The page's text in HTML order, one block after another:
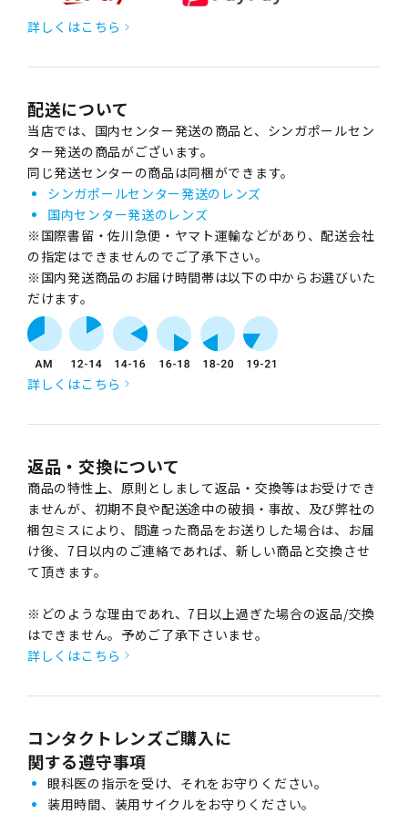
詳しくはこちら
配送について
当店では、国内センター発送の商品と、シンガポールセン
ター発送の商品がございます。
同じ発送センターの商品は同梱ができます。
シンガポールセンター発送のレンズ
国内センター発送のレンズ
※国際書留・佐川急便・ヤマト運輸などがあり、配送会社
の指定はできませんのでご了承下さい。
※国内発送商品のお届け時間帯は以下の中からお選びいた
だけます。
詳しくはこちら
返品・交換について
商品の特性上、原則としまして返品・交換等はお受けでき
ませんが、初期不良や配送途中の破損・事故、及び弊社の
梱包ミスにより、間違った商品をお送りした場合は、お届
け後、7日以内のご連絡であれば、新しい商品と交換させ
て頂きます。
※どのような理由であれ、7日以上過ぎた場合の返品/交換
はできません。予めご了承下さいませ。
詳しくはこちら
コンタクトレンズご購入に
関する遵守事項
眼科医の指示を受け、それをお守りください。
装用時間、装用サイクルをお守りください。